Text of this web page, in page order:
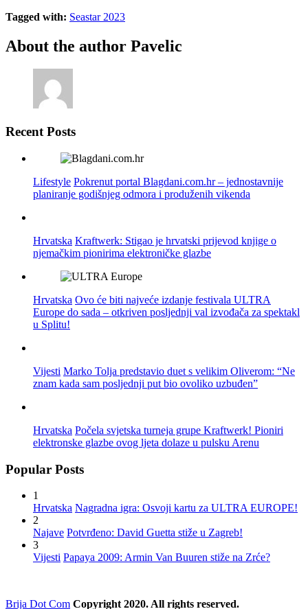
Tagged with: Seastar 2023
About the author Pavelic
Recent Posts
Lifestyle Pokrenut portal Blagdani.com.hr – jednostavnije
planiranje godišnjeg odmora i produženih vikenda
Hrvatska Kraftwerk: Stigao je hrvatski prijevod knjige o
njemačkim pionirima elektroničke glazbe
Hrvatska Ovo će biti najveće izdanje festivala ULTRA
Europe do sada – otkriven posljednji val izvođača za spektakl
u Splitu!
Vijesti Marko Tolja predstavio duet s velikim Oliverom: “Ne
znam kada sam posljednji put bio ovoliko uzbuđen”
Hrvatska Počela svjetska turneja grupe Kraftwerk! Pioniri
elektronske glazbe ovog ljeta dolaze u pulsku Arenu
Popular Posts
1
Hrvatska Nagradna igra: Osvoji kartu za ULTRA EUROPE!
2
Najave Potvrđeno: David Guetta stiže u Zagreb!
3
Vijesti Papaya 2009: Armin Van Buuren stiže na Zrće?
Brija Dot Com Copyright 2020. All rights reserved.